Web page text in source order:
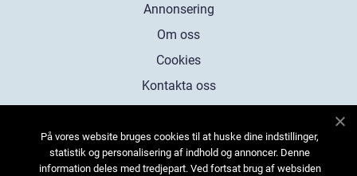
Annonsering
Om oss
Cookies
Kontakta oss
På vores website bruges cookies til at huske dine indstillinger,
statistik og personalisering af indhold og annoncer. Denne
information deles med tredjepart. Ved fortsat brug af websiden